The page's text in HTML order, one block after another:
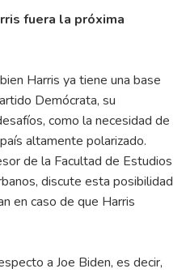
fuera la próxima
Harris ya tiene una base
Demócrata, su
como la necesidad de
altamente polarizado.
de la Facultad de Estudios
discute esta posibilidad
en caso de que Harris
a Joe Biden, es decir,